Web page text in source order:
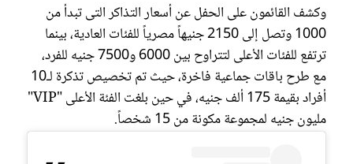
وكشف القائمون على الحفل عن أسعار التذاكر التى تبدأ من
1000 وتصل إلى 2150 جنيهاً مصرياً للفئات العادية، بينما
ترتفع للفئات الأعلى لتتراوح بين 6000 و7500 جنيه للفرد،
مع طرح باقات جماعية فاخرة، حيث تم تخصيص تذكرة لـ10
أفراد بقيمة 175 ألف جنيه، في حين بلغت الفئة الأعلى "VIP"
مليون جنيه لمجموعة مكونة من 15 شخصاً.